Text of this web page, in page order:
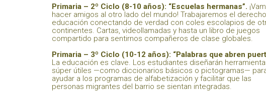
Primaria – 2º Ciclo (8-10 años): “Escuelas hermanas”.
hacer amigos al otro lado del mundo! Trabajaremos el
educación conectando de verdad con coles escolapios de
continentes. Cartas, videollamadas y hasta un libro de juegos
compartido para sentirnos compañeros de clase globales.
Primaria – 3º Ciclo (10-12 años): “Palabras que abren
La educación es clave. Los estudiantes diseñarán
súper útiles —como diccionarios básicos o pictogramas—
ayudar a los programas de alfabetización y facilitar que las
personas migrantes del barrio se sientan integradas.